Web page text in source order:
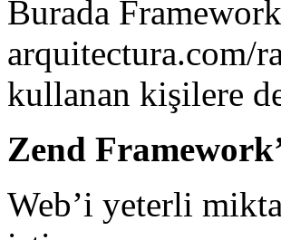
Burada
arquitectura.com/
kullanan kişilere
Zend
Web’i yeterli